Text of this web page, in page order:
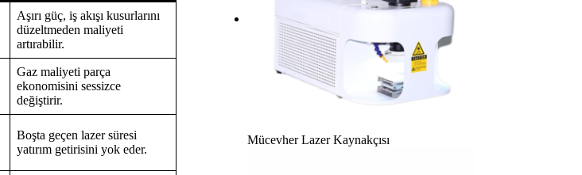
Aşırı güç, iş akışı kusurlarını
düzeltmeden maliyeti
artırabilir.
Gaz maliyeti parça
ekonomisini sessizce
değiştirir.
Boşta geçen lazer süresi
yatırım getirisini yok eder.
Mücevher Lazer Kaynakçısı